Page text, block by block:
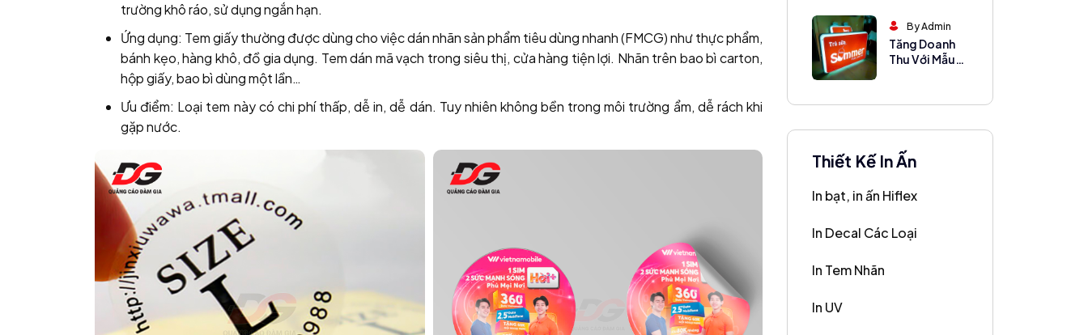
trường khô ráo, sử dụng ngắn hạn.
Ứng dụng: Tem giấy thường được dùng cho việc dán nhãn sản phẩm tiêu dùng nhanh (FMCG) như thực phẩm,
bánh kẹo, hàng khô, đồ gia dụng. Tem dán mã vạch trong siêu thị, cửa hàng tiện lợi. Nhãn trên bao bì carton,
hộp giấy, bao bì dùng một lần…
Ưu điểm: Loại tem này có chi phí thấp, dễ in, dễ dán. Tuy nhiên không bền trong môi trường ẩm, dễ rách khi
gặp nước.
By Admin
Tăng Doanh
Thu Với Mẫu
Thiết Kế In Ấn
In bạt, in ấn Hiflex
In Decal Các Loại
In Tem Nhãn
In UV